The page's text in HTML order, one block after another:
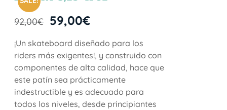
92,00€ 59,00€
¡Un skateboard diseñado para los
riders más exigentes!, y construido con
componentes de alta calidad, hace que
este patín sea prácticamente
indestructible y es adecuado para
todos los niveles, desde principiantes